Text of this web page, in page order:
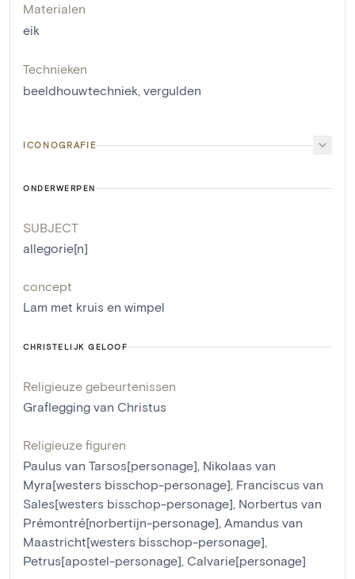
Materialen
eik
Technieken
beeldhouwtechniek, vergulden
ICONOGRAFIE
ONDERWERPEN
SUBJECT
allegorie[n]
concept
Lam met kruis en wimpel
CHRISTELIJK GELOOF
Religieuze gebeurtenissen
Graflegging van Christus
Religieuze figuren
Paulus van Tarsos[personage], Nikolaas van
Myra[westers bisschop-personage], Franciscus van
Sales[westers bisschop-personage], Norbertus van
Prémontré[norbertijn-personage], Amandus van
Maastricht[westers bisschop-personage],
Petrus[apostel-personage], Calvarie[personage]